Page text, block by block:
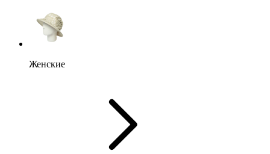
Женские